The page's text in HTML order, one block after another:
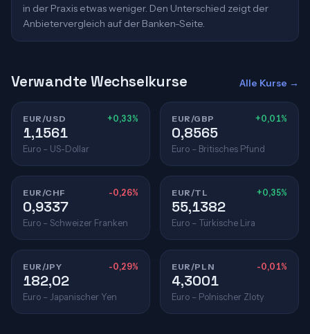
in der Praxis etwas weniger. Den Unterschied zeigt der
Anbietervergleich auf der Banken-Seite.
Verwandte Wechselkurse Alle Kurse →
EUR/USD +0,33%
1,1561
Euro – US-Dollar
EUR/GBP +0,01%
0,8565
Euro – Britisches Pfund
EUR/CHF -0,26%
0,9337
Euro – Schweizer Franken
EUR/TL +0,35%
55,1382
Euro – Türkische Lira
EUR/JPY -0,29%
182,02
Euro – Japanischer Yen
EUR/PLN -0,01%
4,3001
Euro – Polnischer Zloty